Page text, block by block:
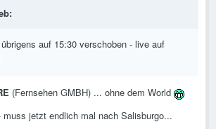
auf 15:30 verschoben - live auf
(Fernsehen GMBH) ... ohne dem World
jetzt endlich mal nach Salisburgo...